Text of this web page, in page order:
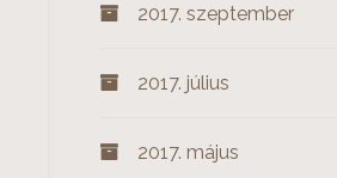
2017. szeptember
2017. július
2017. május